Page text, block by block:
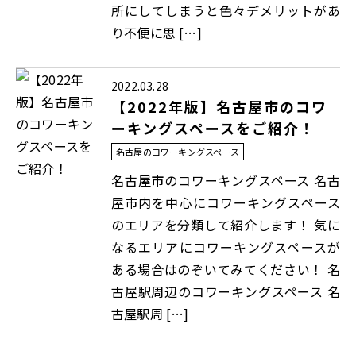
所にしてしまうと色々デメリットがあ
り不便に思 […]
2022.03.28
【2022年版】名古屋市のコワ
ーキングスペースをご紹介！
名古屋のコワーキングスペース
名古屋市のコワーキングスペース 名古
屋市内を中心にコワーキングスペース
のエリアを分類して紹介します！ 気に
なるエリアにコワーキングスペースが
ある場合はのぞいてみてください！ 名
古屋駅周辺のコワーキングスペース 名
古屋駅周 […]